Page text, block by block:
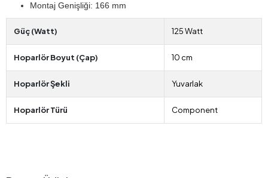
Montaj Genişliği: 166 mm
Güç (Watt) 125 Watt
Hoparlör Boyut (Çap) 10 cm
Hoparlör Şekli Yuvarlak
Hoparlör Türü Component